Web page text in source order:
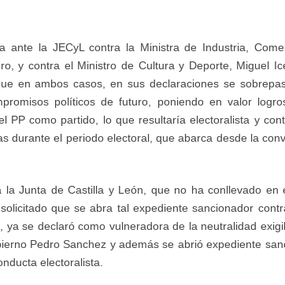
la JECyL contra la Ministra de Industria,
y contra el Ministro de Cultura y Deporte, Miguel
en ambos casos, en sus declaraciones se
políticos de futuro, poniendo en valor
PP como partido, lo que resultaría electoralista y
durante el periodo electoral, que abarca desde la
Junta de Castilla y León, que no ha conllevado en
que se abra tal expediente sancionador
se declaró como vulneradora de la neutralidad
Pedro Sanchez y además se abrió expediente
electoralista.